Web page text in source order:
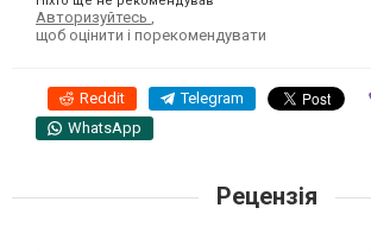
Авторизуйтесь
щоб оцінити і порекомендувати
Reddit Telegram
WhatsApp
Рецензія